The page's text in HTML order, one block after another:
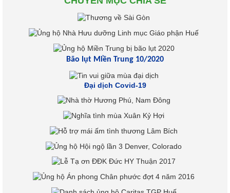
Bão lụt Miền Trung 10/2020
Đại dịch Covid-19